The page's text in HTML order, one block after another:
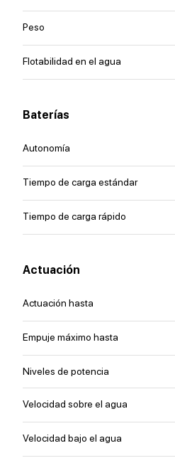
Peso
Flotabilidad en el agua
Baterías
Autonomía
Tiempo de carga estándar
Tiempo de carga rápido
Actuación
Actuación hasta
Empuje máximo hasta
Niveles de potencia
Velocidad sobre el agua
Velocidad bajo el agua